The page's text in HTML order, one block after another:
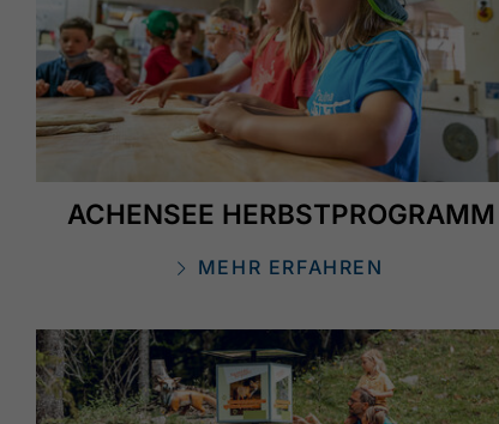
ACHENSEE HERBSTPROGRAMM
MEHR ERFAHREN